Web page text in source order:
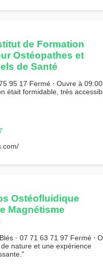
de Formation
Ostéopathes et
de Santé
95 17 Fermé ⋅ Ouvre à
était formidable, très
Ostéofluidique
Magnétisme
· 07 71 63 71 97 Fermé ⋅
nature et une expérience